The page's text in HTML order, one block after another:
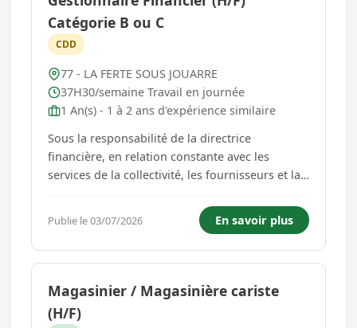
Catégorie B ou C
CDD
77 - LA FERTE SOUS JOUARRE
37H30/semaine Travail en journée
1 An(s) - 1 à 2 ans d'expérience similaire
Sous la responsabilité de la directrice
financière, en relation constante avec les
services de la collectivité, les fournisseurs et la
o Validation et contrôle des bons de commande
o Liquidation...
Publie le 03/07/2026 En savoir plus
Magasinier / Magasinière cariste
(H/F)